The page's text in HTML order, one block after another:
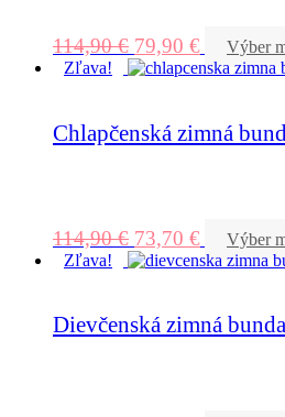
114,90€ 79,90 €
Výber
Zľava!
Chlapčenská zimná
114,90€ 73,70 €
Výber
Zľava!
Dievčenská zimná